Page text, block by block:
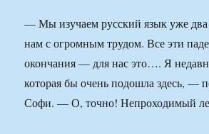
— Мы изучаем русский язык уже два
нам с огромным трудом. Все эти
окончания — для нас это…. Я
которая бы очень подошла здесь, —
Софи. — О, точно! Непроходимый